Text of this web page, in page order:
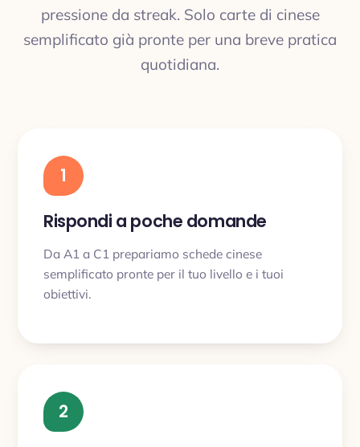
pressione da streak. Solo carte di cinese
semplificato già pronte per una breve pratica
quotidiana.
1
Rispondi a poche domande
Da A1 a C1 prepariamo schede cinese
semplificato pronte per il tuo livello e i tuoi
obiettivi.
2